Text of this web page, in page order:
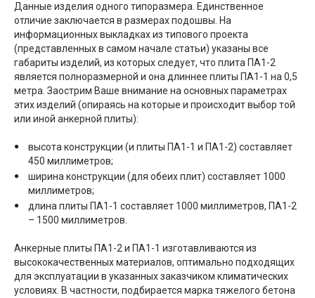
Данные изделия одного типоразмера. Единственное
отличие заключается в размерах подошвы. На
информационных выкладках из типового проекта
(представленных в самом начале статьи) указаны все
габариты изделий, из которых следует, что плита ПА1-2
является полноразмерной и она длиннее плиты ПА1-1 на 0,5
метра. Заострим Ваше внимание на основных параметрах
этих изделий (опираясь на которые и происходит выбор той
или иной анкерной плиты):
высота конструкции (и плиты ПА1-1 и ПА1-2) составляет
450 миллиметров;
ширина конструкции (для обеих плит) составляет 1000
миллиметров;
длина плиты ПА1-1 составляет 1000 миллиметров, ПА1-2
– 1500 миллиметров.
Анкерные плиты ПА1-2 и ПА1-1 изготавливаются из
высококачественных материалов, оптимально подходящих
для эксплуатации в указанных заказчиком климатических
условиях. В частности, подбирается марка тяжелого бетона